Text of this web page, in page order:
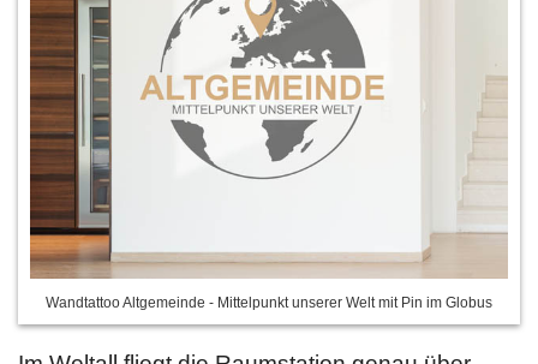
Wandtattoo Altgemeinde - Mittelpunkt unserer Welt mit Pin im Globus